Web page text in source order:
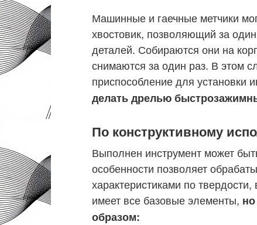
Машинные и гаечные метчики
хвостовик, позволяющий за
деталей. Собираются они на
снимаются за один раз. В этом
приспособление для установки
делать дрелью
По конструктивному
Выполнен инструмент может
особенности позволяет
характеристиками по
имеет все базовые элементы,
образом: